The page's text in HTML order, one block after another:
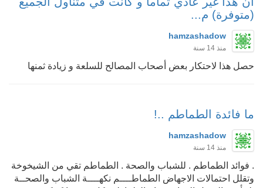
(متوفرة) م...
hamzashadow
منذ 14 سنة
حصل هذا لاحتكار بعض أصحاب المصالح للسلعة و زيادة ثمنها
ما فائدة الطماطم ..!
hamzashadow
منذ 14 سنة
. فوائد الطماطم . للشباب والصحة . الطماطم تقي من الشيخوخة
وتقلل احتمالات الاجهاض الطماطــــم نكهــــة الشباب والصحــة